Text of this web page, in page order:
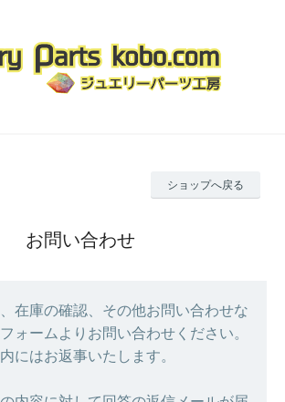
ショップへ戻る
お問い合わせ
在庫の確認、その他お問い合わせな
ォームよりお問い合わせください。
にはお返事いたします。